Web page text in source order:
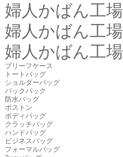
婦人かばん工場
婦人かばん工場
婦人かばん工場
ブリーフケース
トートバッグ
ショルダーバッグ
バックパック
防水バッグ
ボストン
ボディバッグ
クラッチバッグ
ハンドバッグ
ビジネスバッグ
フォーマルバッグ